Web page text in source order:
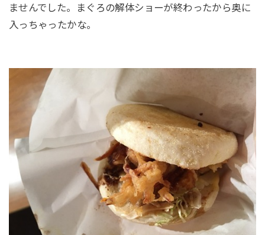
ませんでした。まぐろの解体ショーが終わったから奥に
入っちゃったかな。